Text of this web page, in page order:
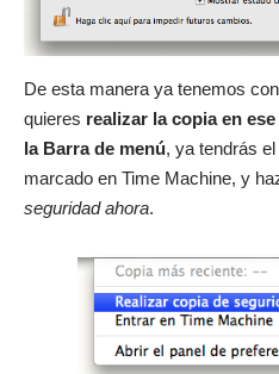
De esta manera ya tenemos
quieres realizar la copia en
la Barra de menú, ya tendrás
marcado en Time Machine, y
seguridad ahora.